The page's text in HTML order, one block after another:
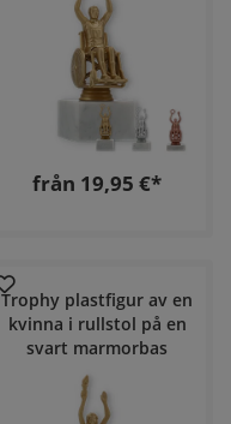
från 19,95 €*
Trophy plastfigur av en
kvinna i rullstol på en
svart marmorbas